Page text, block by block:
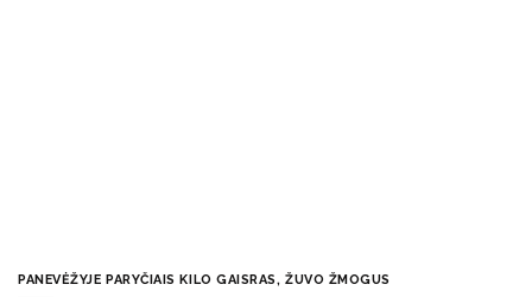
PANEVĖŽYJE PARYČIAIS KILO GAISRAS, ŽUVO ŽMOGUS